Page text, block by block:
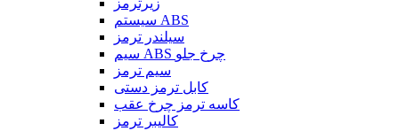
زیرترمز
سیستم ABS
سیلندر ترمز
سیم ABS چرخ جلو
سیم ترمز
کابل ترمز دستی
کاسه ترمز چرخ عقب
کالیبر ترمز